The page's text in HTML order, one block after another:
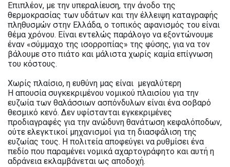
Επιπλέον, με την υπεραλίευση, την άνοδο της
θερμοκρασίας των υδάτων και την έλλειψη καταγραφής
πληθυσμών στην Ελλάδα, ο τοπικός αφανισμός του είναι
θέμα χρόνου. Είναι εντελώς παράλογο να εξοντώνουμε
έναν «σύμμαχο της ισορροπίας» της φύσης, για να τον
βάλουμε στο πιάτο και μάλιστα χωρίς καμία επίγνωση
του κόστους.
Χωρίς πλαίσιο, η ευθύνη μας είναι μεγαλύτερη
Η απουσία συγκεκριμένου νομικού πλαισίου για την
ευζωία των θαλάσσιων ασπόνδυλων είναι ένα σοβαρό
θεσμικό κενό. Δεν υφίστανται εγκεκριμένες
προδιαγραφές για την ανώδυνη θανάτωση κεφαλόποδων,
ούτε ελεγκτικοί μηχανισμοί για τη διασφάλιση της
ευζωίας τους. Η πολιτεία αποφεύγει να ρυθμίσει ένα
πεδίο που παραμένει νομικά αχαρτογράφητο και αυτή η
αδράνεια εκλαμβάνεται ως αποδοχή.